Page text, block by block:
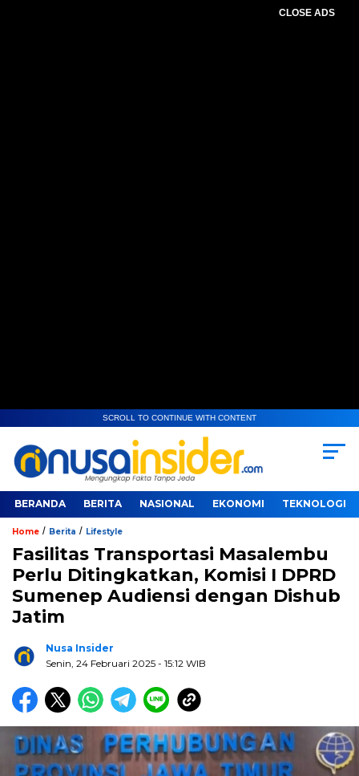
CLOSE ADS
SCROLL TO CONTINUE WITH CONTENT
BERANDA BERITA NASIONAL EKONOMI TEKNOLOGI
Home / Berita / Lifestyle
Fasilitas Transportasi Masalembu
Perlu Ditingkatkan, Komisi I DPRD
Sumenep Audiensi dengan Dishub
Jatim
Nusa Insider
Senin, 24 Februari 2025 - 15:12 WIB